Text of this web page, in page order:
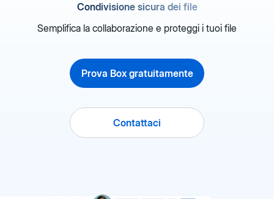
Condivisione sicura dei file
Semplifica la collaborazione e proteggi i tuoi file
Prova Box gratuitamente
Contattaci